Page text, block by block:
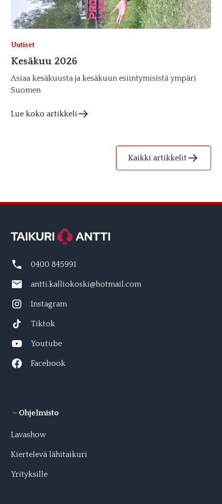
Uutiset
Kesäkuu 2026
Asiaa kesäkuusta ja kesäkuun esiintymisistä ympäri
Suomen
Lue koko artikkeli
Kaikki artikkelit
0400 845991
antti.kalliokoski@hotmail.com
Instagram
Tiktok
Youtube
Facebook
Ohjelmisto
Lavashow
Kiertelevä lähitaikuri
Yrityksille